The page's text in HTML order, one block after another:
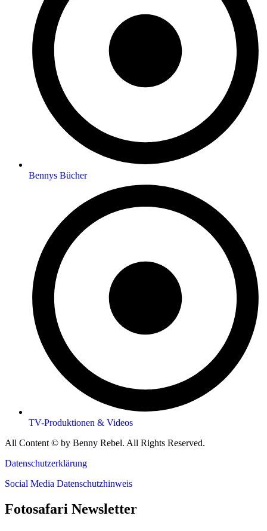
Bennys Bücher
TV-Produktionen & Videos
All Content © by Benny Rebel. All Rights Reserved.
Datenschutzerklärung
Social Media Datenschutzhinweis
Fotosafari Newsletter